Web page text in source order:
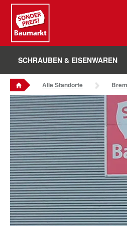
Sounder Preis Logo
SCHRAUBEN & EISENWAREN
Alle Standorte